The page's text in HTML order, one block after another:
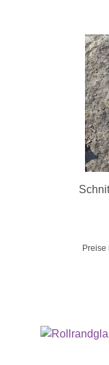
Preise